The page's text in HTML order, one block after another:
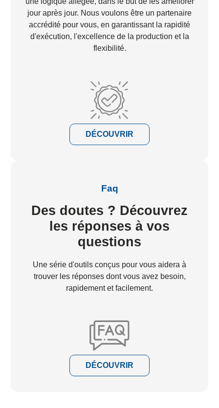
jour après jour. Nous voulons être un partenaire
accrédité pour vous, en garantissant la rapidité
d'exécution, l'excellence de la production et la
flexibilité.
DÉCOUVRIR
Faq
Des doutes ? Découvrez
les réponses à vos
questions
Une série d'outils conçus pour vous aidera à
trouver les réponses dont vous avez besoin,
rapidement et facilement.
DÉCOUVRIR